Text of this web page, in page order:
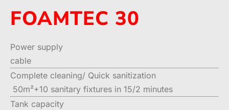
FOAMTEC 30
Power supply
cable
Complete cleaning/ Quick sanitization
50m²+10 sanitary fixtures in 15/2 minutes
Tank capacity